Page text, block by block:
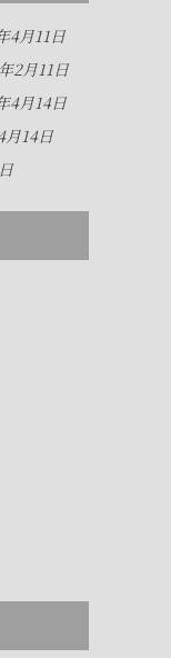
4月11日
2月11日
4月14日
月14日